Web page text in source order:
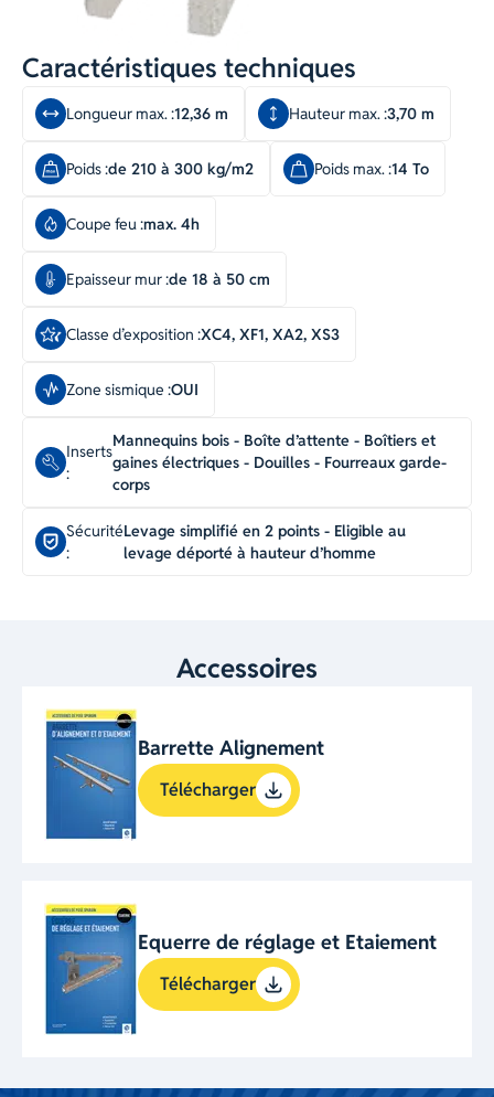
Caractéristiques techniques
Longueur max. :12,36 m Hauteur max. :3,70 m
Poids :de 210 à 300 kg/m2 Poids max. :14 To
Coupe feu :max. 4h
Epaisseur mur :de 18 à 50 cm
Classe d’exposition :XC4, XF1, XA2, XS3
Zone sismique :OUI
Inserts
:
Mannequins bois - Boîte d’attente - Boîtiers et
gaines électriques - Douilles - Fourreaux garde-
corps
Sécurité
:
Levage simplifié en 2 points - Eligible au
levage déporté à hauteur d’homme
Accessoires
Barrette Alignement
Télécharger
Equerre de réglage et Etaiement
Télécharger